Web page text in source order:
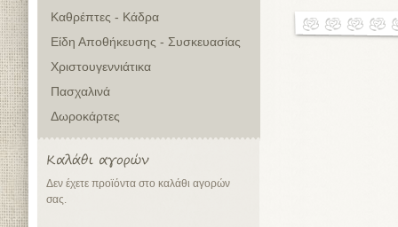
Καθρέπτες - Κάδρα
Είδη Αποθήκευσης - Συσκευασίας
Χριστουγεννιάτικα
Πασχαλινά
Δωροκάρτες
Δεν έχετε προϊόντα στο καλάθι αγορών
σας.